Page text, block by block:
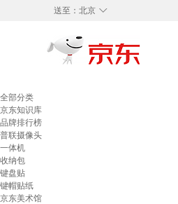
◇
送至： 北京
全部分类
京东知识库
品牌排行榜
普联摄像头
一体机
收纳包
键盘贴
键帽贴纸
京东美术馆